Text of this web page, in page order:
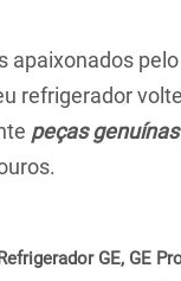
apaixonados
refrigerador
peças
GE, GE